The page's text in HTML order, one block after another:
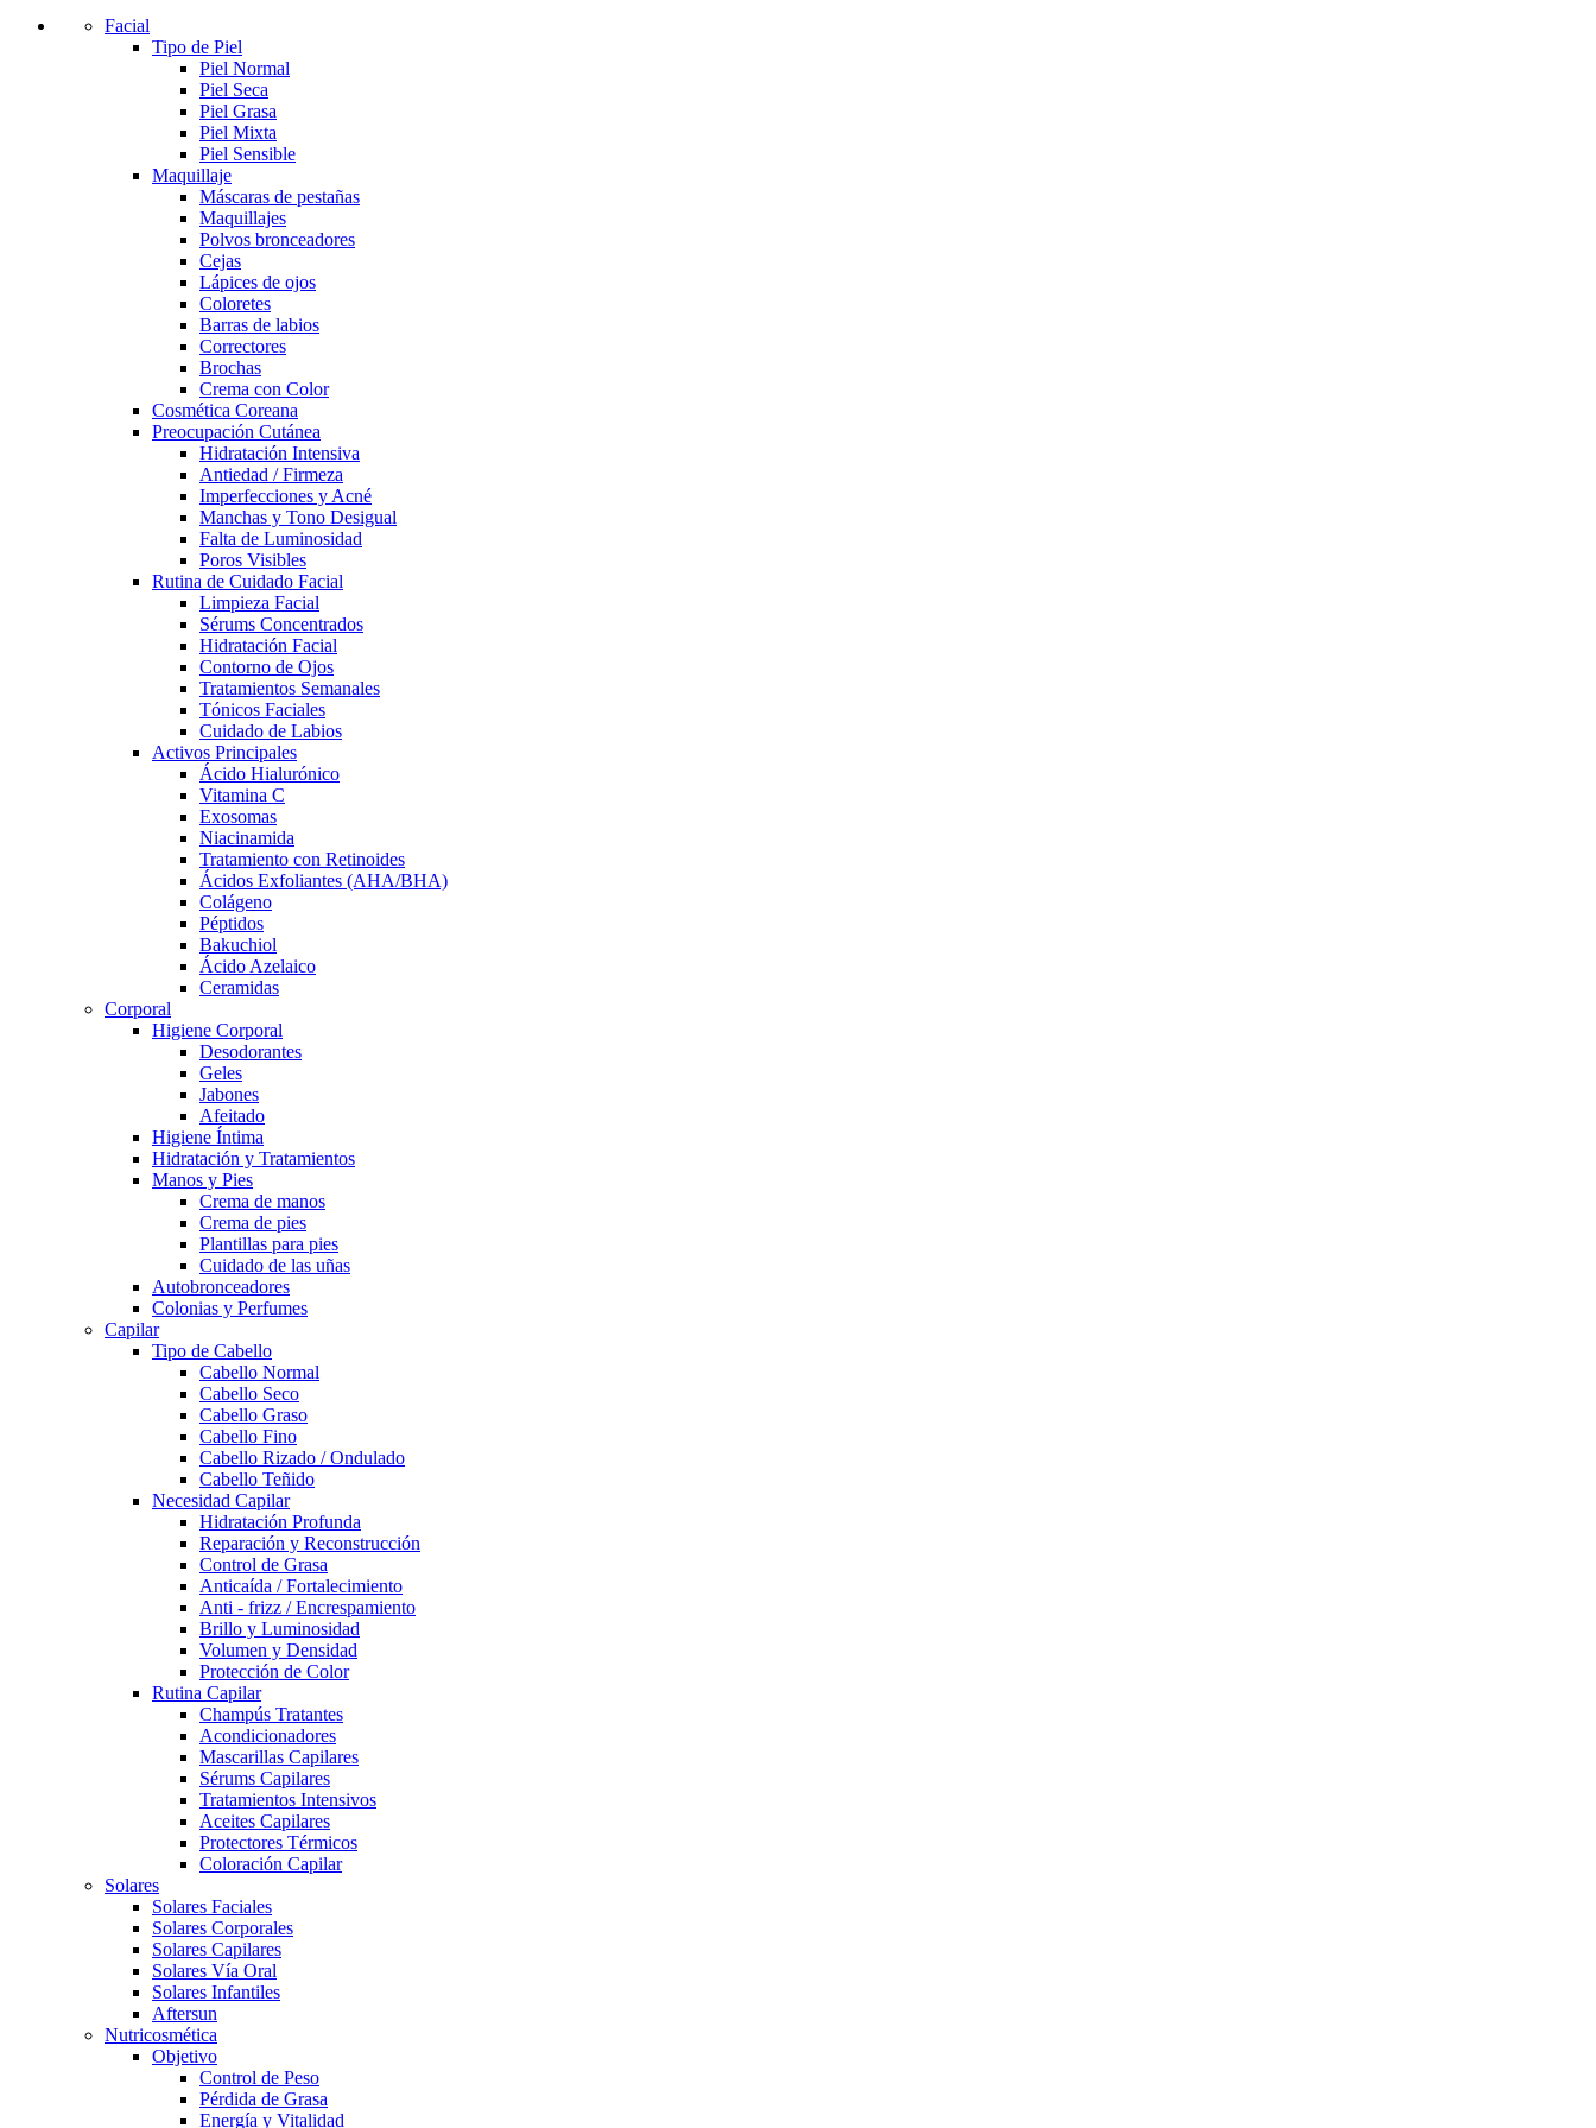
Facial
Tipo de Piel
Piel Normal
Piel Seca
Piel Grasa
Piel Mixta
Piel Sensible
Maquillaje
Máscaras de pestañas
Maquillajes
Polvos bronceadores
Cejas
Lápices de ojos
Coloretes
Barras de labios
Correctores
Brochas
Crema con Color
Cosmética Coreana
Preocupación Cutánea
Hidratación Intensiva
Antiedad / Firmeza
Imperfecciones y Acné
Manchas y Tono Desigual
Falta de Luminosidad
Poros Visibles
Rutina de Cuidado Facial
Limpieza Facial
Sérums Concentrados
Hidratación Facial
Contorno de Ojos
Tratamientos Semanales
Tónicos Faciales
Cuidado de Labios
Activos Principales
Ácido Hialurónico
Vitamina C
Exosomas
Niacinamida
Tratamiento con Retinoides
Ácidos Exfoliantes (AHA/BHA)
Colágeno
Péptidos
Bakuchiol
Ácido Azelaico
Ceramidas
Corporal
Higiene Corporal
Desodorantes
Geles
Jabones
Afeitado
Higiene Íntima
Hidratación y Tratamientos
Manos y Pies
Crema de manos
Crema de pies
Plantillas para pies
Cuidado de las uñas
Autobronceadores
Colonias y Perfumes
Capilar
Tipo de Cabello
Cabello Normal
Cabello Seco
Cabello Graso
Cabello Fino
Cabello Rizado / Ondulado
Cabello Teñido
Necesidad Capilar
Hidratación Profunda
Reparación y Reconstrucción
Control de Grasa
Anticaída / Fortalecimiento
Anti - frizz / Encrespamiento
Brillo y Luminosidad
Volumen y Densidad
Protección de Color
Rutina Capilar
Champús Tratantes
Acondicionadores
Mascarillas Capilares
Sérums Capilares
Tratamientos Intensivos
Aceites Capilares
Protectores Térmicos
Coloración Capilar
Solares
Solares Faciales
Solares Corporales
Solares Capilares
Solares Vía Oral
Solares Infantiles
Aftersun
Nutricosmética
Objetivo
Control de Peso
Pérdida de Grasa
Energía y Vitalidad